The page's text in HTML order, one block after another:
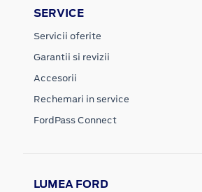
SERVICE
Servicii oferite
Garantii si revizii
Accesorii
Rechemari in service
FordPass Connect
LUMEA FORD